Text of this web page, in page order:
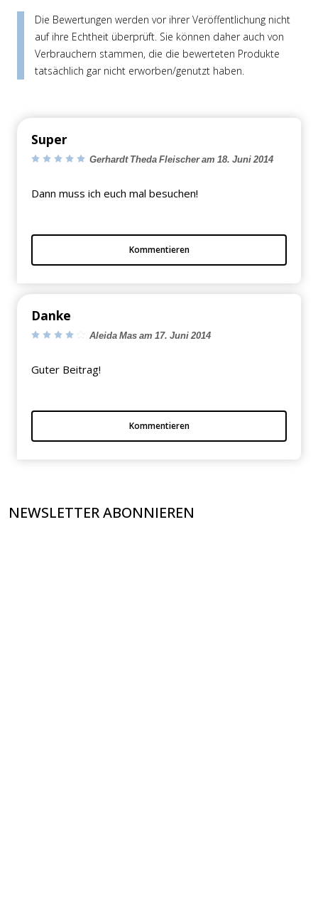
Die Bewertungen werden vor ihrer Veröffentlichung nicht
auf ihre Echtheit überprüft. Sie können daher auch von
Verbrauchern stammen, die die bewerteten Produkte
tatsächlich gar nicht erworben/genutzt haben.
Super
Gerhardt Theda Fleischer am 18. Juni 2014
Dann muss ich euch mal besuchen!
Kommentieren
Danke
Aleida Mas am 17. Juni 2014
Guter Beitrag!
Kommentieren
NEWSLETTER ABONNIEREN